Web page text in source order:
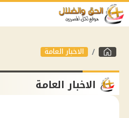
الاخبار العامة
الاخبار العامة